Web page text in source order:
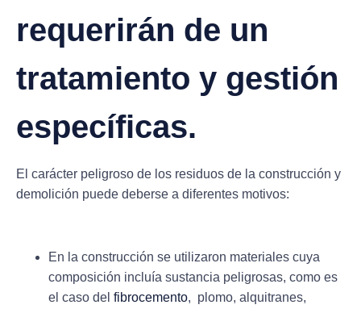
requerirán de un
tratamiento y gestión
específicas.
El carácter peligroso de los residuos de la construcción y
demolición puede deberse a diferentes motivos:
En la construcción se utilizaron materiales cuya
composición incluía sustancia peligrosas, como es
el caso del fibrocemento, plomo, alquitranes,